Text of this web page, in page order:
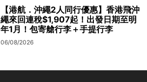
【港航．沖繩2人同行優惠】香港飛沖
繩來回連稅$1,907起！出發日期至明
年1月！包寄艙行李＋手提行李
06/08/2026